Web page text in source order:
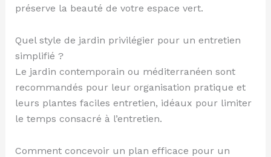
préserve la beauté de votre espace vert.
Quel style de jardin privilégier pour un entretien
simplifié ?
Le jardin contemporain ou méditerranéen sont
recommandés pour leur organisation pratique et
leurs plantes faciles entretien, idéaux pour limiter
le temps consacré à l’entretien.
Comment concevoir un plan efficace pour un